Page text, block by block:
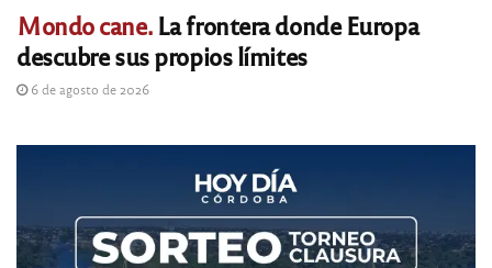
Mondo cane.La frontera donde Europa
descubre sus propios límites
6 de agosto de 2026